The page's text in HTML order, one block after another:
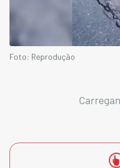
Foto: Reprodução